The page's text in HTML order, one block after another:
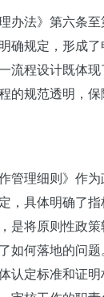
办法》第六条
确规定，形成
流程设计既体
的规范透明，
管理细则》作
，具体明确了
是将原则性政
如何落地的问
认定标准和证